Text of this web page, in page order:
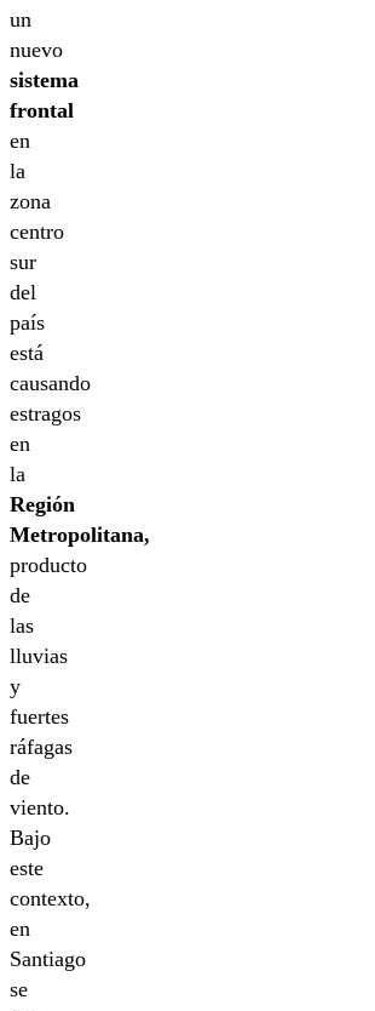
un
nuevo
sistema
frontal
en
la
zona
centro
sur
del
país
está
causando
estragos
en
la
Región
Metropolitana,
producto
de
las
lluvias
y
fuertes
ráfagas
de
viento.
Bajo
este
contexto,
en
Santiago
se